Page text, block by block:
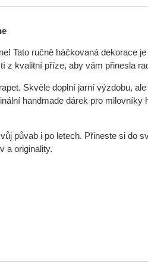
Tato ručně háčkovaná dekorace
z kvalitní příze, aby vám přinesla
Skvěle doplní jarní výzdobu,
handmade dárek pro milovníky
půvab i po letech. Přineste si do
a originality.